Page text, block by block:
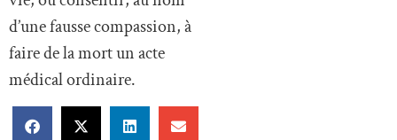
d’une fausse compassion, à
faire de la mort un acte
médical ordinaire.